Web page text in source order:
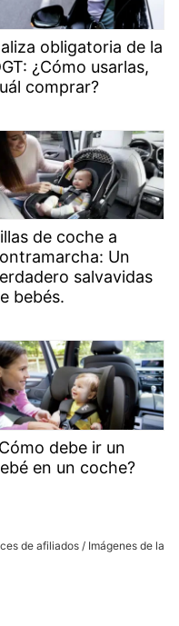
obligatoria de la
¿Cómo usarlas,
comprar?
de coche a
Un
salvavidas
bebés.
debe ir un
en un coche?
de afiliados / Imágenes de la